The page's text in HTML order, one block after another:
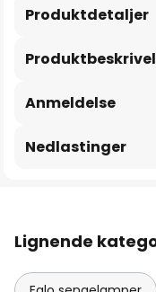
Produktdetaljer
Anmeldelse
Nedlastinger
Lignende